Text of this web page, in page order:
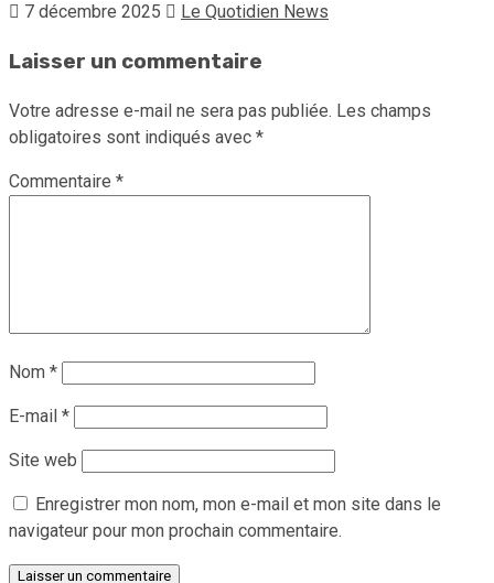
7 décembre 2025 Le Quotidien News
Laisser un commentaire
Votre adresse e-mail ne sera pas publiée. Les champs
obligatoires sont indiqués avec *
Commentaire *
Nom *
E-mail *
Site web
Enregistrer mon nom, mon e-mail et mon site dans le
navigateur pour mon prochain commentaire.